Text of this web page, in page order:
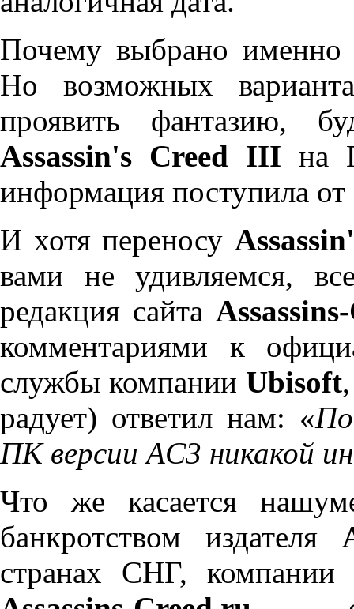
Почему выбрано именно
Но возможных
проявить фантазию,
Assassin's Creed III на
информация поступила
И хотя переносу
вами не удивляемся,
редакция сайта
комментариями к
службы компании Ubisoft
радует) ответил нам: «
ПК версии AC3 никакой
Что же касается
банкротством издателя
странах СНГ, компании